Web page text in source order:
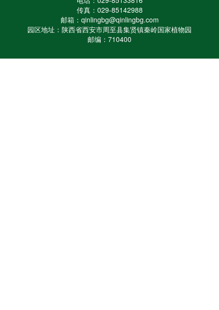
传真：029-85142988
邮箱：qinlingbg@qinlingbg.com
园区地址：陕西省西安市周至县集贤镇秦岭国家植物园
邮编：710400